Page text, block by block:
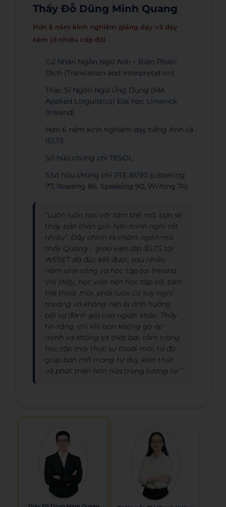
Thầy Đỗ Dũng Minh Quang
Hơn 6 năm kinh nghiệm giảng dạy và dạy
kèm (ở nhiều cấp độ)
Cử Nhân Ngôn Ngữ Anh – Biên Phiên
Dịch (Translation and Interpretation)
Thạc Sĩ Ngôn Ngữ Ứng Dụng (MA
Applied Linguistics) Đại học Limerick
(Ireland)
Hơn 6 năm kinh nghiệm dạy tiếng Anh và
IELTS
Sở hữu chứng chỉ TESOL
SSở hữu chứng chỉ PTE 81/90 (Listening
77, Reading 86, Speaking 90, Writing 74)
“Luôn luôn học với tâm thế mở, bạn sẽ
thấy bản thân giỏi hơn mình nghĩ rất
nhiều”. Đây chính là châm ngôn mà
thầy Quang – giáo viên lớp IELTS tại
WESET đã đúc kết được sau nhiều
năm sinh sống và học tập tại Ireland.
Với thầy, học viên nên học tập với tâm
thế thoải mái, phải luôn có suy nghĩ
thoáng và không nên bị ảnh hưởng
bởi sự đánh giá của người khác. Thầy
tin rằng, chỉ khi bạn không gò ép
mình và không sợ thất bại, tâm trạng
học tập mới thực sự thoải mái, từ đó
giúp bạn mở mang tư duy kiến thức
và phát triển hơn nữa trong tương lai.”